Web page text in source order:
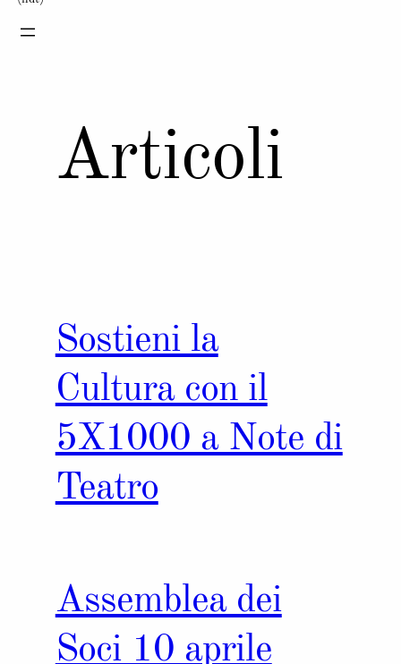
Articoli
Sostieni la
Cultura con il
5X1000 a Note di
Teatro
Assemblea dei
Soci 10 aprile